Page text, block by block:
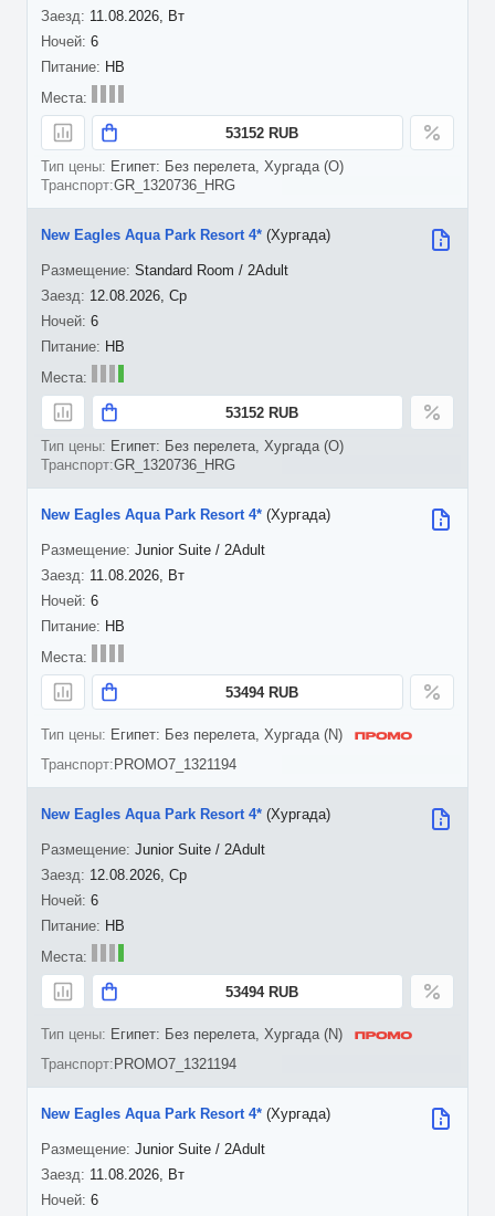
11.08.2026, Вт
6
HB
53152 RUB
Египет: Без перелета, Хургада (O)
GR_1320736_HRG
12.08.2026, Ср
6
New Eagles Aqua Park Resort 4* (Хургада)
Standard Room / 2Adult
HB
53152 RUB
Египет: Без перелета, Хургада (O)
GR_1320736_HRG
11.08.2026, Вт
6
New Eagles Aqua Park Resort 4* (Хургада)
Junior Suite / 2Adult
HB
53494 RUB
Египет: Без перелета, Хургада (N)
PROMO7_1321194
12.08.2026, Ср
6
New Eagles Aqua Park Resort 4* (Хургада)
Junior Suite / 2Adult
HB
53494 RUB
Египет: Без перелета, Хургада (N)
PROMO7_1321194
11.08.2026, Вт
6
New Eagles Aqua Park Resort 4* (Хургада)
Junior Suite / 2Adult